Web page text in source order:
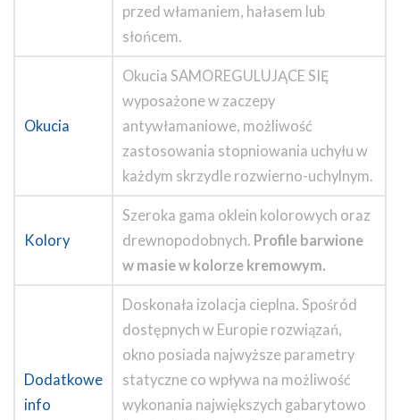
przed włamaniem, hałasem lub
słońcem.
Okucia
Okucia SAMOREGULUJĄCE SIĘ
wyposażone w zaczepy
antywłamaniowe, możliwość
zastosowania stopniowania uchyłu w
każdym skrzydle rozwierno-uchylnym.
Kolory
Szeroka gama oklein kolorowych oraz
drewnopodobnych. Profile barwione
w masie w kolorze kremowym.
Dodatkowe
info
Doskonała izolacja cieplna. Spośród
dostępnych w Europie rozwiązań,
okno posiada najwyższe parametry
statyczne co wpływa na możliwość
wykonania największych gabarytowo